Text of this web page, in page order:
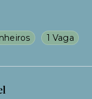
1 Vaga